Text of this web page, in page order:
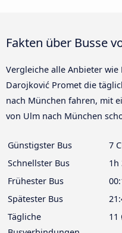
Fakten über Busse
Vergleiche alle Anbieter wie
Darojković Promet die
nach München fahren, mit
von Ulm nach München
Günstigster Bus
7
Schnellster Bus
1h
Frühester Bus
Spätester Bus
Tägliche
11